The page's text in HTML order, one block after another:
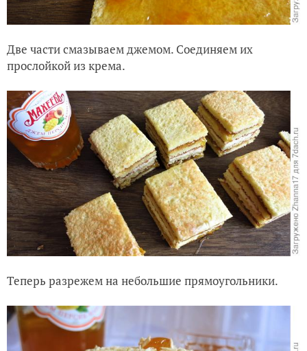
Две части смазываем джемом. Соединяем их
прослойкой из крема.
Теперь разрежем на небольшие прямоугольники.